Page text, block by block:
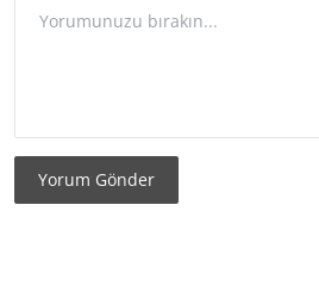
Yorum Gönder